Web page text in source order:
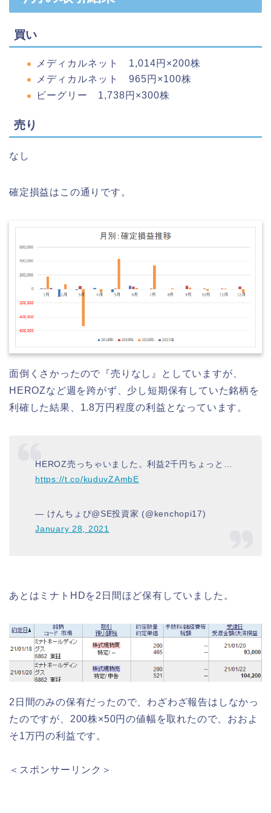
買い
メディカルネット 1,014円×200株
メディカルネット 965円×100株
ビーグリー 1,738円×300株
売り
なし
確定損益はこの通りです。
面倒くさかったので『売りなし』としていますが、
HEROZなど週を跨がず、少し短期保有していた銘柄を
利確した結果、1.8万円程度の利益となっています。
HEROZ売っちゃいました。利益2千円ちょっと…
https://t.co/kuduvZAmbE
— けんちょぴ@SE投資家 (@kenchopi17)
January 28, 2021
あとはミナトHDを2日間ほど保有していました。
2日間のみの保有だったので、わざわざ報告はしなかっ
たのですが、200株×50円の値幅を取れたので、おおよ
そ1万円の利益です。
＜スポンサーリンク＞